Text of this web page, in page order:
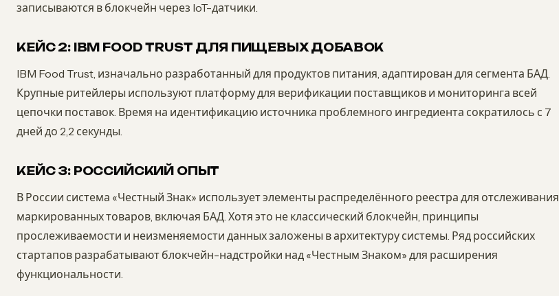
записываются в блокчейн через IoT-датчики.
КЕЙС 2: IBM FOOD TRUST ДЛЯ ПИЩЕВЫХ ДОБАВОК
IBM Food Trust, изначально разработанный для продуктов питания, адаптирован для сегмента БАД.
Крупные ритейлеры используют платформу для верификации поставщиков и мониторинга всей
цепочки поставок. Время на идентификацию источника проблемного ингредиента сократилось с 7
дней до 2,2 секунды.
КЕЙС 3: РОССИЙСКИЙ ОПЫТ
В России система «Честный Знак» использует элементы распределённого реестра для отслеживания
маркированных товаров, включая БАД. Хотя это не классический блокчейн, принципы
прослеживаемости и неизменяемости данных заложены в архитектуру системы. Ряд российских
стартапов разрабатывают блокчейн-надстройки над «Честным Знаком» для расширения
функциональности.